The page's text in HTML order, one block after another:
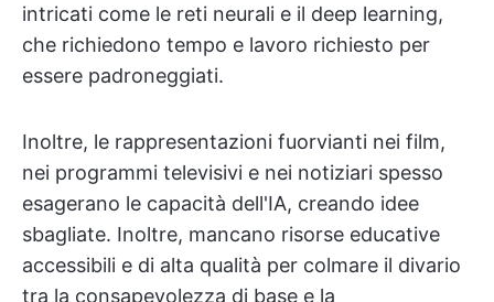
intricati come le reti neurali e il deep learning,
che richiedono tempo e lavoro richiesto per
essere padroneggiati.
Inoltre, le rappresentazioni fuorvianti nei film,
nei programmi televisivi e nei notiziari spesso
esagerano le capacità dell'IA, creando idee
sbagliate. Inoltre, mancano risorse educative
accessibili e di alta qualità per colmare il divario
tra la consapevolezza di base e la